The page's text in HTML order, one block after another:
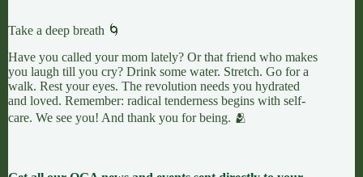
Take a deep breath 🌀
Have you called your mom lately? Or that friend who makes
you laugh till you cry? Drink some water. Stretch. Go for a
walk. Rest your eyes. The revolution needs you hydrated
and loved. Remember: radical tenderness begins with self-
care. We see you! And thank you for being. 🫂